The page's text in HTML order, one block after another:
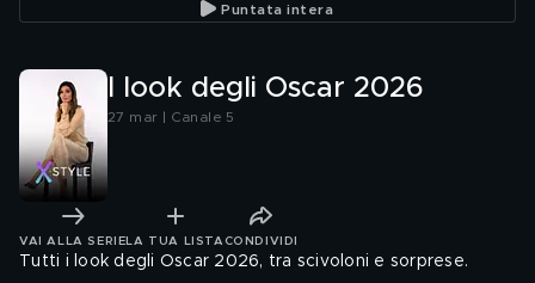
Puntata intera
I look degli Oscar 2026
27 mar | Canale 5
VAI ALLA SERIE LA TUA LISTA CONDIVIDI
Tutti i look degli Oscar 2026, tra scivoloni e sorprese.